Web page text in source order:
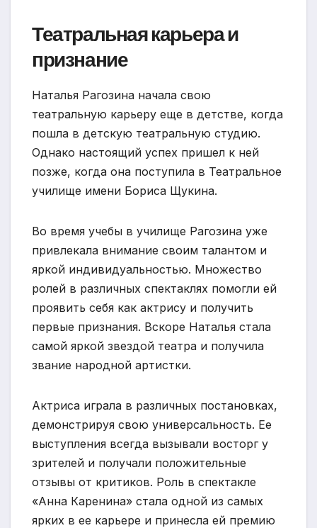
Театральная карьера и
признание
Наталья Рагозина начала свою
театральную карьеру еще в детстве, когда
пошла в детскую театральную студию.
Однако настоящий успех пришел к ней
позже, когда она поступила в Театральное
училище имени Бориса Щукина.
Во время учебы в училище Рагозина уже
привлекала внимание своим талантом и
яркой индивидуальностью. Множество
ролей в различных спектаклях помогли ей
проявить себя как актрису и получить
первые признания. Вскоре Наталья стала
самой яркой звездой театра и получила
звание народной артистки.
Актриса играла в различных постановках,
демонстрируя свою универсальность. Ее
выступления всегда вызывали восторг у
зрителей и получали положительные
отзывы от критиков. Роль в спектакле
«Анна Каренина» стала одной из самых
ярких в ее карьере и принесла ей премию